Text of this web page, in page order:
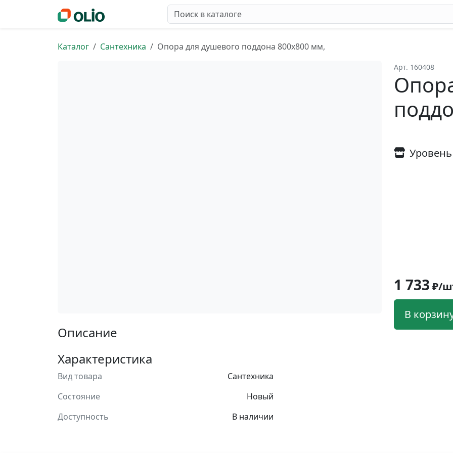
Каталог Сантехника Опора для душевого поддона 800х800 мм,
Описание
Характеристика
Вид товара
Сантехника
Состояние
Новый
Доступность
В наличии
Арт. 160408
1 733 ₽/
В